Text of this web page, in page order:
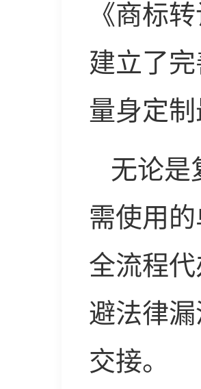
《商标
建立了
量身定
无论是
需使用
全流程
避法律
交接。